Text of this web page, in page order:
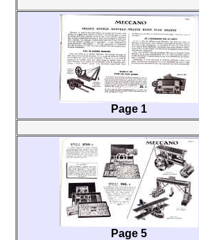
Page 1
Page 5